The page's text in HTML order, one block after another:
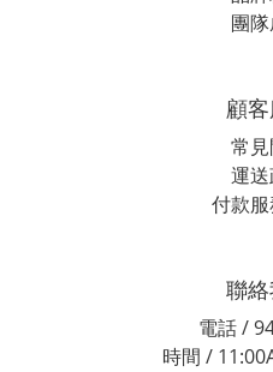
團
顧
常
運
付款
聯
電話 /
時間 /